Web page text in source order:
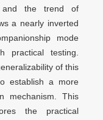
and the trend of
a nearly inverted
mode
practical testing.
of this
establish a more
mechanism. This
the practical